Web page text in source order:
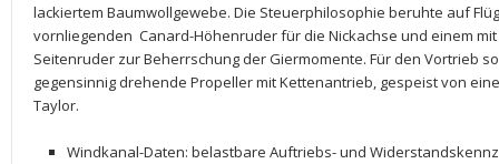
lackiertem Baumwollgewebe. Die Steuerphilosophie beruhte auf
vornliegenden ​ Canard-Höhenruder⁤für‍ die Nickachse und einem
Seitenruder zur Beherrschung der​ Giermomente. Für den Vortrieb‍
gegensinnig drehende PropellermitKettenantrieb, gespeist von⁣
Taylor.
Windkanal-Daten: belastbare ⁤Auftriebs- und⁤